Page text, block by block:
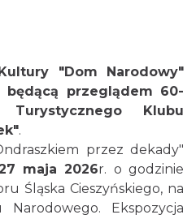
"Dom Narodowy"
będącą przeglądem 60-
Turystycznego Klubu
.
przez dekady"
maja 2026r. o godzinie
Śląska Cieszyńskiego, na
Ekspozycja